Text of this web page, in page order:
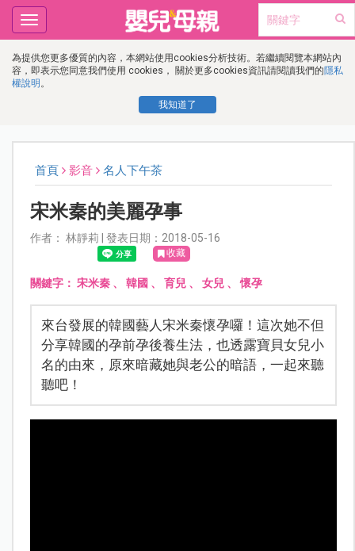
為提供您更多優質的內容，本網站使用cookies分析技術。若繼續閱覽本網站內
容，即表示您同意我們使用 cookies， 關於更多cookies資訊請閱讀我們的隱私
權說明 。
我知道了
Toggle
navigation
首頁 影音 名人下午茶
宋米秦的美麗孕事
作者： 林靜莉 | 發表日期：2018-05-16
收藏
關鍵字： 宋米秦、 韓國 、 育兒、 女兒、懷孕
來台發展的韓國藝人宋米秦懷孕囉！這次她不但
分享韓國的孕前孕後養生法，也透露寶貝女兒小
名的由來，原來暗藏她與老公的暗語，一起來聽
聽吧！